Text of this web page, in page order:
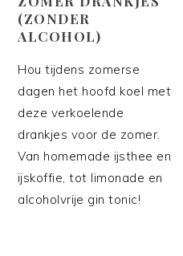
(ZONDER
ALCOHOL)
Hou tijdens zomerse
dagen het hoofd koel met
deze verkoelende
drankjes voor de zomer.
Van homemade ijsthee en
ijskoffie, tot limonade en
alcoholvrije gin tonic!